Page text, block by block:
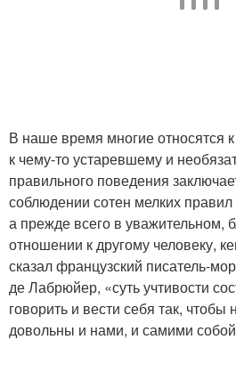
В наше время многие относятся
к чему-то устаревшему и
правильного поведения
соблюдении сотен мелких
а прежде всего в уважительном,
отношении к другому человеку,
сказал французский писатель-
де Лабрюйер, «суть учтивости
говорить и вести себя так,
довольны и нами, и самими